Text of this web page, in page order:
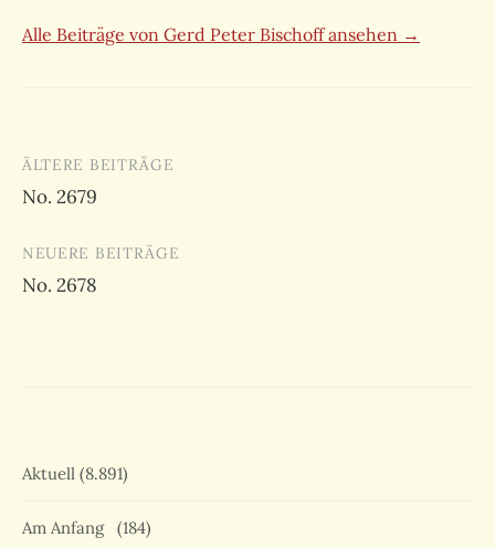
Alle Beiträge von Gerd Peter Bischoff ansehen →
Beitragsnavigation
ÄLTERE BEITRÄGE
No. 2679
NEUERE BEITRÄGE
No. 2678
Aktuell (8.891)
Am Anfang (184)